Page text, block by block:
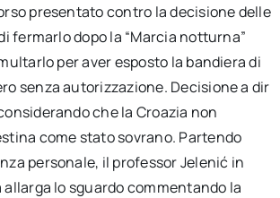
presentato contro la decisione delle
fermarlo dopo la “Marcia notturna”
per aver esposto la bandiera di
senza autorizzazione. Decisione a dir
che la Croazia non
come stato sovrano. Partendo
personale, il professor Jelenić in
lo sguardo commentando la